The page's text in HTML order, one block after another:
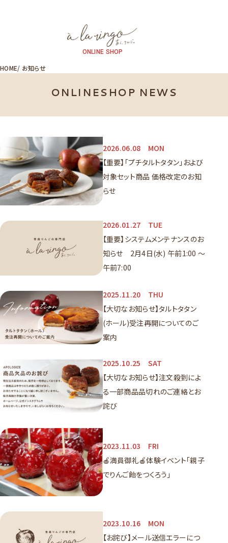
ONLINE SHOP
HOME お知らせ
ONLINESHOP NEWS
2026.06.08
MON
【重要】「プチタルトタタン」および
対象セット商品 価格改定のお知
らせ
2026.01.27
TUE
【重要】システムメンテナンスのお
知らせ 2月4日(水) 午前1:00 ～
午前7:00
2025.11.20
THU
【大切なお知らせ】タルトタタン
(ホール)受注再開についてのご
案内
2025.10.25
SAT
【大切なお知らせ】注文殺到によ
る一部商品品切れのご連絡とお
詫び
2023.11.03
FRI
🍎満員御礼🍎体験イベント「親子
でりんご飴をつくろう」
2023.10.16
MON
【お詫び】メール送信エラーにつ